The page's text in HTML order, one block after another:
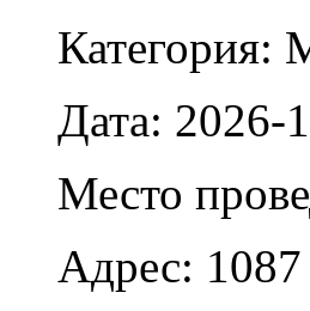
Категория:
Дата: 2026-
Место
Адрес: